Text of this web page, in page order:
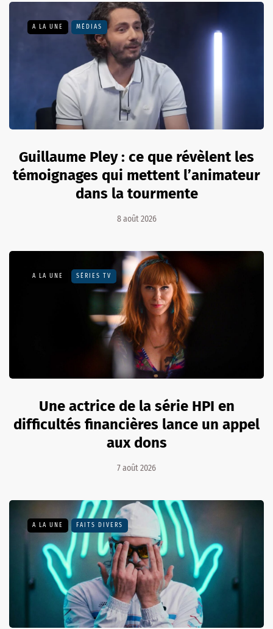
A LA UNE MÉDIAS
Guillaume Pley : ce que révèlent les
témoignages qui mettent l’animateur
dans la tourmente
8 août 2026
A LA UNE SÉRIES TV
Une actrice de la série HPI en
difficultés financières lance un appel
aux dons
7 août 2026
A LA UNE FAITS DIVERS